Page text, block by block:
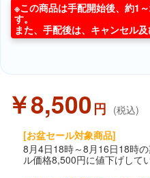
※この商品は手配開始後、約1
す。
また、手配後は、キャンセル
￥8,500円 (税込)
[お盆セール対象商品]
8月4日18時～8月16日18時
ル価格8,500円に値下げして